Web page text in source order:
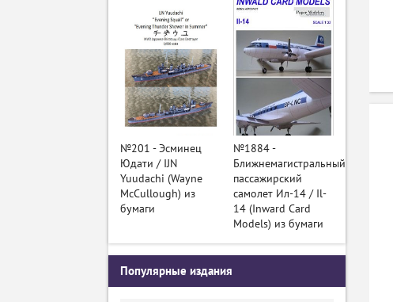
№201 - Эсминец
Юдати / IJN
Yuudachi (Wayne
McCullough) из
бумаги
№1884 -
Ближнемагистральный
пассажирский
самолет Ил-14 / Il-
14 (Inward Card
Models) из бумаги
Популярные издания